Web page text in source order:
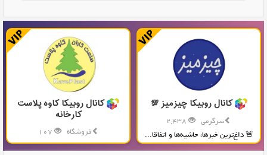
کانال روبیکا چیزمیز 💯
سرگرمی
🚨 داغ‌ترین خبرها، حاشیه‌ها و اتفاقا...
کانال روبیکا کاوه پلاست
کارخانه
فروشگاه
تولید و پخش محصولات پلاستیکی...